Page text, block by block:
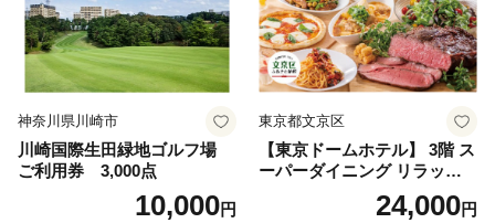
神奈川県川崎市
川崎国際生田緑地ゴルフ場
ご利用券 3,000点
10,000円
東京都文京区
【東京ドームホテル】 3階 ス
ーパーダイニング リラッサ
ランチブッフェ お食事券 大
人1名様分 関東 東京 ご利用
24,000円